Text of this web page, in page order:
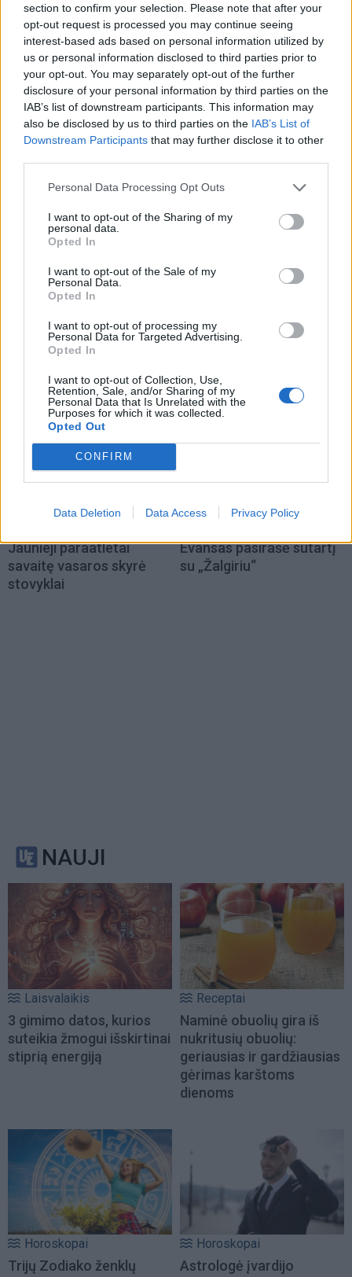
section to confirm your selection. Please note that after your
opt-out request is processed you may continue seeing
interest-based ads based on personal information utilized by
us or personal information disclosed to third parties prior to
your opt-out. You may separately opt-out of the further
disclosure of your personal information by third parties on the
IAB’s list of downstream participants. This information may
also be disclosed by us to third parties on the IAB’s List of
Downstream Participants that may further disclose it to other
Personal Data Processing Opt Outs
I want to opt-out of the Sharing of my
personal data.
Opted In
I want to opt-out of the Sale of my
Personal Data.
Opted In
I want to opt-out of processing my
Personal Data for Targeted Advertising.
Opted In
I want to opt-out of Collection, Use,
Retention, Sale, and/or Sharing of my
Personal Data that Is Unrelated with the
Purposes for which it was collected.
Opted Out
CONFIRM
Data Deletion Data Access Privacy Policy
Sportas
Klaipėda savaitei taps
Europos jūrinio buriavimo
sostine
Sportas
Savaitgalį Klaipėdoje -
daug sporto: veiksmas
virs penkiose skirtingose
miesto vietose
Sportas
Rimas Kurtinaitis
paskelbė Lietuvos
rinktinės kandidatus:
sąraše - du klaipėdiečiai
Į Palangą atkeliavo
žiemos paralimpinių
Jaunieji paraatletai
savaitę vasaros skyrė
stovyklai
Evansas pasirašė sutartį
su „Žalgiriu“
NAUJI
Laisvalaikis
3 gimimo datos, kurios
suteikia žmogui išskirtinai
stiprią energiją
Receptai
Naminė obuolių gira iš
nukritusių obuolių:
geriausias ir gardžiausias
gėrimas karštoms
dienoms
Horoskopai
Trijų Zodiako ženklų
Horoskopai
Astrologė įvardijo